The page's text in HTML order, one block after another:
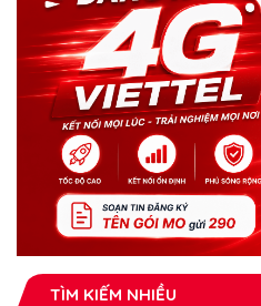
TÌM KIẾM NHIỀU